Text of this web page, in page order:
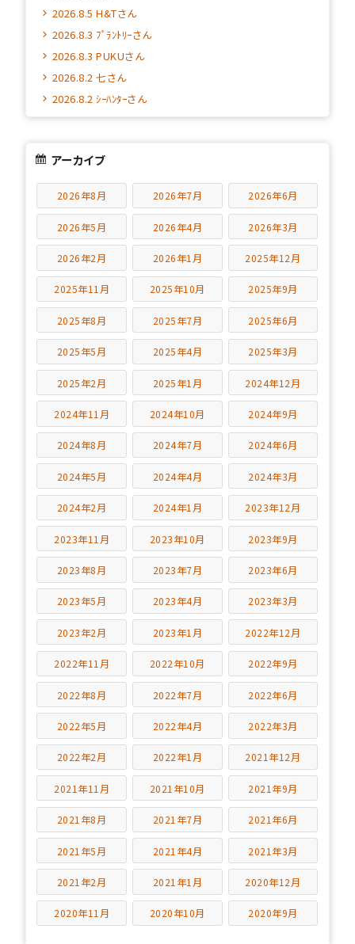
2026.8.5 H&Tさん
2026.8.3 ﾌﾟﾗﾝﾄﾘｰさん
2026.8.3 PUKUさん
2026.8.2 七さん
2026.8.2 ｼｰﾊﾝﾀｰさん
アーカイブ
2026年8月 2026年7月 2026年6月
2026年5月 2026年4月 2026年3月
2026年2月 2026年1月 2025年12月
2025年11月 2025年10月 2025年9月
2025年8月 2025年7月 2025年6月
2025年5月 2025年4月 2025年3月
2025年2月 2025年1月 2024年12月
2024年11月 2024年10月 2024年9月
2024年8月 2024年7月 2024年6月
2024年5月 2024年4月 2024年3月
2024年2月 2024年1月 2023年12月
2023年11月 2023年10月 2023年9月
2023年8月 2023年7月 2023年6月
2023年5月 2023年4月 2023年3月
2023年2月 2023年1月 2022年12月
2022年11月 2022年10月 2022年9月
2022年8月 2022年7月 2022年6月
2022年5月 2022年4月 2022年3月
2022年2月 2022年1月 2021年12月
2021年11月 2021年10月 2021年9月
2021年8月 2021年7月 2021年6月
2021年5月 2021年4月 2021年3月
2021年2月 2021年1月 2020年12月
2020年11月 2020年10月 2020年9月